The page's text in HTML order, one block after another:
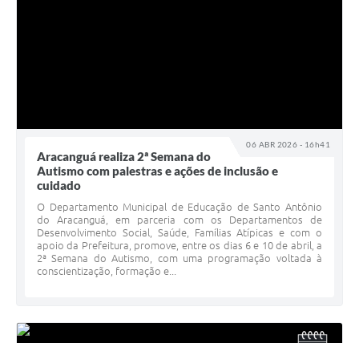
06 ABR 2026 - 16h41
Aracanguá realiza 2ª Semana do
Autismo com palestras e ações de inclusão e
cuidado
O Departamento Municipal de Educação de Santo Antônio
do Aracanguá, em parceria com os Departamentos de
Desenvolvimento Social, Saúde, Famílias Atípicas e com o
apoio da Prefeitura, promove, entre os dias 6 e 10 de abril, a
2ª Semana do Autismo, com uma programação voltada à
conscientização, formação e...